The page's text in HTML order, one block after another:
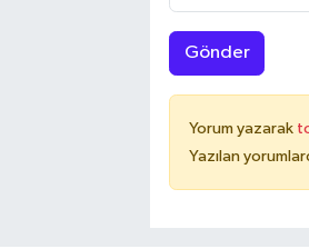
Gönder
Yorum yazarak
Yazılan